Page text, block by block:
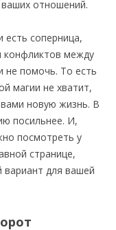
отношений.
есть соперница,
конфликтов между
не помочь. То есть
магии не хватит,
новую жизнь. В
посильнее. И,
посмотреть у
странице,
вариант для вашей